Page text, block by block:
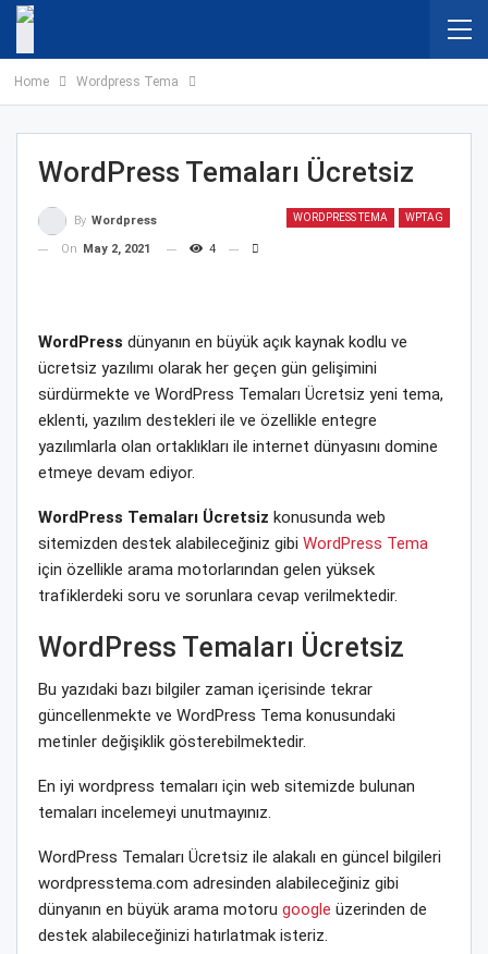
Home Wordpress Tema
WordPress Temaları Ücretsiz
WORDPRESS TEMA WPTAG
By Wordpress
On
May 2, 2021 4
WordPress dünyanın en büyük açık kaynak kodlu ve
ücretsiz yazılımı olarak her geçen gün gelişimini
sürdürmekte ve WordPress Temaları Ücretsiz yeni tema,
eklenti, yazılım destekleri ile ve özellikle entegre
yazılımlarla olan ortaklıkları ile internet dünyasını domine
etmeye devam ediyor.
WordPress Temaları Ücretsiz konusunda web
sitemizden destek alabileceğiniz gibi WordPress Tema
için özellikle arama motorlarından gelen yüksek
trafiklerdeki soru ve sorunlara cevap verilmektedir.
WordPress Temaları Ücretsiz
Bu yazıdaki bazı bilgiler zaman içerisinde tekrar
güncellenmekte ve WordPress Tema konusundaki
metinler değişiklik gösterebilmektedir.
En iyi wordpress temaları için web sitemizde bulunan
temaları incelemeyi unutmayınız.
WordPress Temaları Ücretsiz ile alakalı en güncel bilgileri
wordpresstema.com adresinden alabileceğiniz gibi
dünyanın en büyük arama motoru google üzerinden de
destek alabileceğinizi hatırlatmak isteriz.